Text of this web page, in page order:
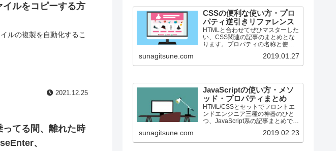
ルをコピーする方
ルの複製を自動化するこ
2021.12.25
てる間、離れた時
、
CSSの便利な使い方・プロ
パティ逆引きリファレンス
HTMLと合わせてぜひマスターした
い、CSS関連の記事のまとめとな
ります。プロパティの名称と使用
ちょっととっても数少ないです
が、段々増える予定です。
sunagitsune.com 2019.01.27
JavaScriptの使い方・メソ
ッド・プロパティまとめ
HTML/CSSとセットでフロントエ
ンドエンジニア三種の神器のひと
つ、JavaScript系の記事まとめで
sunagitsune.com 2019.02.23